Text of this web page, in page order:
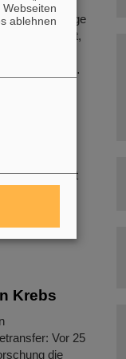
Die Montage
vorbereitet,
Die
SMG (Site…
und einen
Sinha ist
Krebs
Vor 25
die
ablehnen